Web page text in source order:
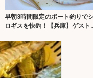
早朝3時間限定のボート釣りで
ロギスを快釣！【兵庫】ゲスト